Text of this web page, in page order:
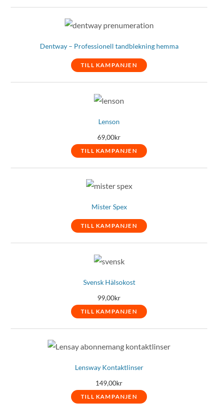
Dentway – Professionell tandblekning hemma
TILL KAMPANJEN
Lenson
69,00kr
TILL KAMPANJEN
Mister Spex
TILL KAMPANJEN
Svensk Hälsokost
99,00kr
TILL KAMPANJEN
Lensway Kontaktlinser
149,00kr
TILL KAMPANJEN